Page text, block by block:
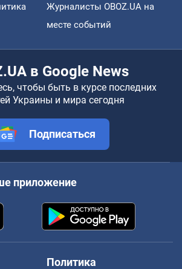
Журналисты OBOZ.UA на
месте событий
в Google News
чтобы быть в курсе последних
Украины и мира сегодня
Подписаться
приложение
Политика